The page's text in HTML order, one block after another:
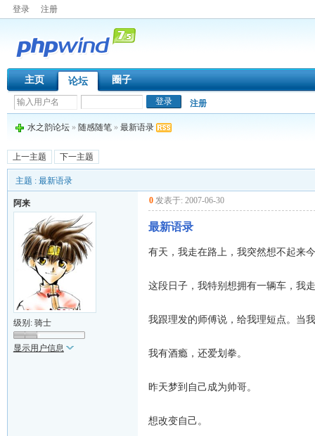
登录 注册
主页 论坛 圈子
注册
水之韵论坛» 随感随笔» 最新语录
上一主题 下一主题
主题 : 最新语录
阿来
级别: 骑士
显示用户信息
0 发表于: 2007-06-30
最新语录
有天，我走在路上，我突然想不起来
这段日子，我特别想拥有一辆车，我
我跟理发的师傅说，给我理短点。当
我有酒瘾，还爱划拳。
昨天梦到自己成为帅哥。
想改变自己。